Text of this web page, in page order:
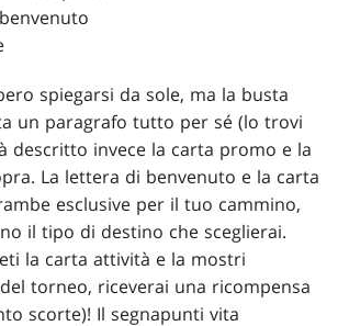
spiegarsi da sole, ma la busta
un paragrafo tutto per sé (lo trovi
descritto invece la carta promo e la
La lettera di benvenuto e la carta
esclusive per il tuo cammino,
il tipo di destino che sceglierai.
la carta attività e la mostri
torneo, riceverai una ricompensa
scorte)! Il segnapunti vita